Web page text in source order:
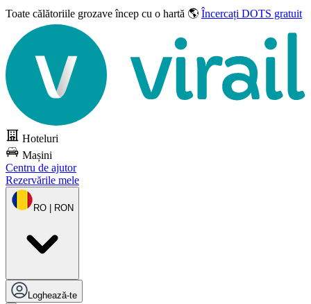
Toate călătoriile grozaveîncep cu o hartă 🌎 Încercați DOTS gratuit
Hoteluri
Mașini
Centru de ajutor
Rezervările mele
RO | RON
Loghează-te